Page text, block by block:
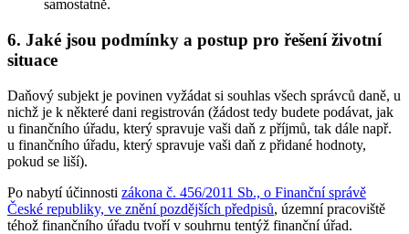
samostatně.
6. Jaké jsou podmínky a postup pro řešení životní
situace
Daňový subjekt je povinen vyžádat si souhlas všech správců daně, u
nichž je k některé dani registrován (žádost tedy budete podávat, jak
u finančního úřadu, který spravuje vaši daň z příjmů, tak dále např.
u finančního úřadu, který spravuje vaši daň z přidané hodnoty,
pokud se liší).
Po nabytí účinnosti zákona č. 456/2011 Sb., o Finanční správě
České republiky, ve znění pozdějších předpisů, územní pracoviště
téhož finančního úřadu tvoří v souhrnu tentýž finanční úřad.